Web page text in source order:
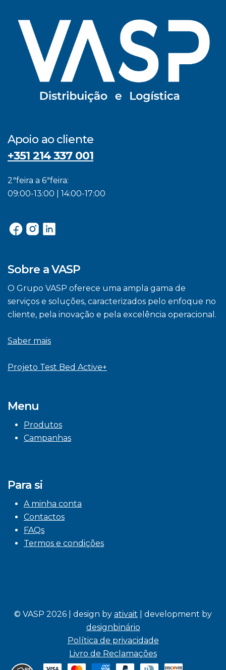
Apoio ao cliente
+351 214 337 001
2ªfeira a 6ªfeira:
09:00-13:00 | 14:00-17:00
Sobre a VASP
O Grupo VASP oferece uma ampla gama de
serviços e soluções, caracterizados pelo enfoque no
cliente, pela inovação e pela excelência operacional.
Saber mais
Projeto Test Bed Active+
Menu
Produtos
Campanhas
Para si
A minha conta
Contactos
FAQs
Termos e condições
© VASP 2026 | design by ativait | development by
designbinário
Política de privacidade
Livro de Reclamações